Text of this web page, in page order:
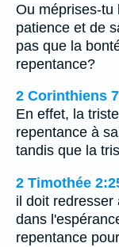
Ou méprises-tu
patience et de
pas que la
repentance?
2 Corinthiens
En effet, la
repentance à
tandis que la
2 Timothée
il doit redresser
dans
repentance